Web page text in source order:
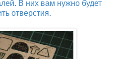
В них вам нужно будет
отверстия.